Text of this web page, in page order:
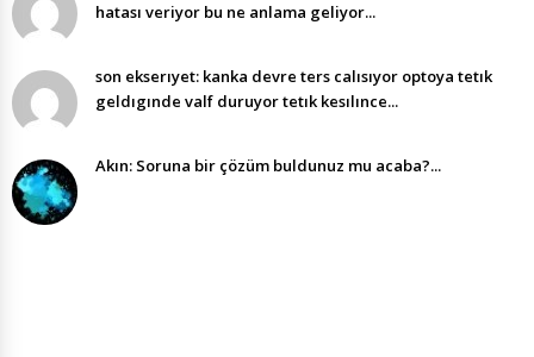
hatası veriyor bu ne anlama geliyor...
son ekserıyet: kanka devre ters calısıyor optoya tetık
geldıgınde valf duruyor tetık kesılınce...
Akın: Soruna bir çözüm buldunuz mu acaba?...